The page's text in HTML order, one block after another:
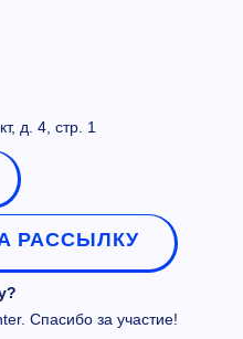
д. 4, стр. 1
РАССЫЛКУ
Спасибо за участие!